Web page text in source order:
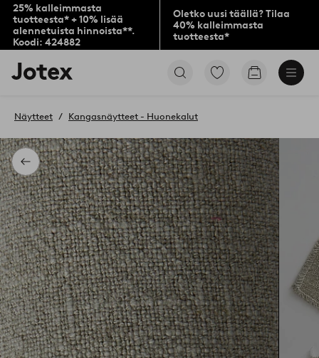
25% kalleimmasta
tuotteesta* + 10% lisää
alennetuista hinnoista**.
Koodi: 424882
Oletko uusi täällä? Tilaa
40% kalleimmasta
tuotteesta*
Jotex-
logo
aloitussivulle
Siirry
Siirry
Takaisin
Näytteet Kangasnäytteet - Huonekalut